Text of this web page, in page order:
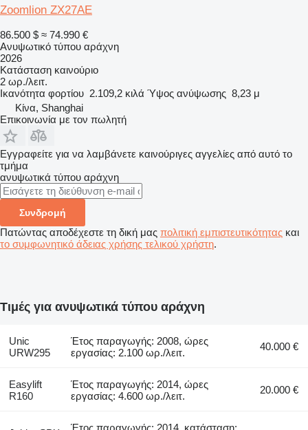
Zoomlion ZX27AE
86.500 $ ≈ 74.990 €
Ανυψωτικό τύπου αράχνη
2026
Κατάσταση καινούριο
2 ωρ./λειτ.
Ικανότητα φορτίου 2.109,2 κιλά Ύψος ανύψωσης 8,23 μ
Κίνα, Shanghai
Επικοινωνία με τον πωλητή
Εγγραφείτε για να λαμβάνετε καινούριγες αγγελίες από αυτό το
τμήμα
ανυψωτικά τύπου αράχνη
Συνδρομή
Πατώντας αποδέχεστε τη δική μας πολιτική εμπιστευτικότητας και
το συμφωνητικό άδειας χρήσης τελικού χρήστη.
Τιμές για ανυψωτικά τύπου αράχνη
Unic
URW295
Έτος παραγωγής: 2008, ώρες
εργασίας: 2.100 ωρ./λειτ.
40.000 €
Easylift
R160
Έτος παραγωγής: 2014, ώρες
εργασίας: 4.600 ωρ./λειτ.
20.000 €
Έτος παραγωγής: 2014, κατάσταση: